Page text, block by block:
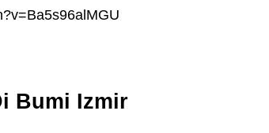
Bumi Izmir